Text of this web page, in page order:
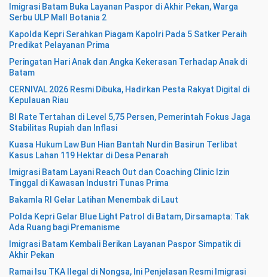
Imigrasi Batam Buka Layanan Paspor di Akhir Pekan, Warga
Serbu ULP Mall Botania 2
Kapolda Kepri Serahkan Piagam Kapolri Pada 5 Satker Peraih
Predikat Pelayanan Prima
Peringatan Hari Anak dan Angka Kekerasan Terhadap Anak di
Batam
CERNIVAL 2026 Resmi Dibuka, Hadirkan Pesta Rakyat Digital di
Kepulauan Riau
BI Rate Tertahan di Level 5,75 Persen, Pemerintah Fokus Jaga
Stabilitas Rupiah dan Inflasi
Kuasa Hukum Law Bun Hian Bantah Nurdin Basirun Terlibat
Kasus Lahan 119 Hektar di Desa Penarah
Imigrasi Batam Layani Reach Out dan Coaching Clinic Izin
Tinggal di Kawasan Industri Tunas Prima
Bakamla RI Gelar Latihan Menembak di Laut
Polda Kepri Gelar Blue Light Patrol di Batam, Dirsamapta: Tak
Ada Ruang bagi Premanisme
Imigrasi Batam Kembali Berikan Layanan Paspor Simpatik di
Akhir Pekan
Ramai Isu TKA Ilegal di Nongsa, Ini Penjelasan Resmi Imigrasi